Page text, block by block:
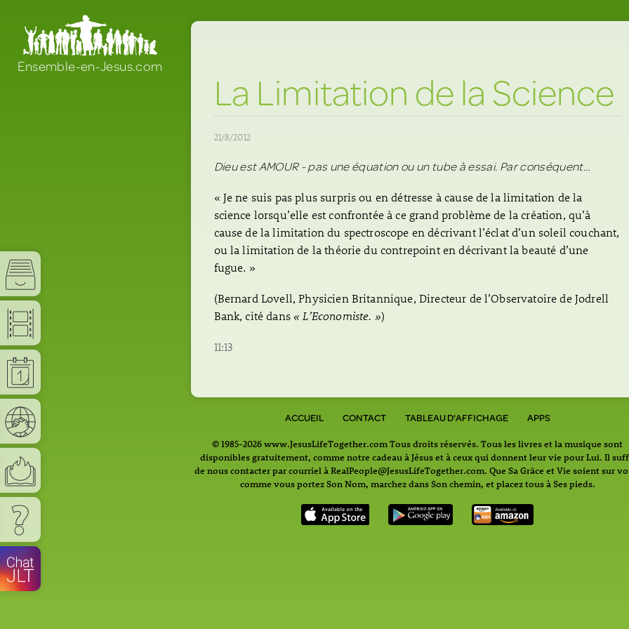
La Limitation de la Science
21/8/2012
Dieu est AMOUR - pas une équation ou un tube à essai. Par conséquent…
« Je ne suis pas plus surpris ou en détresse à cause de la limitation de la
science lorsqu’elle est confrontée à ce grand problème de la création, qu’à
cause de la limitation du spectroscope en décrivant l’éclat d’un soleil couchant,
ou la limitation de la théorie du contrepoint en décrivant la beauté d’une
fugue. »
(Bernard Lovell, Physicien Britannique, Directeur de l’Observatoire de Jodrell
Bank, cité dans« L’Economiste. »)
11:13
ACCUEIL CONTACT TABLEAU D'AFFICHAGE APPS
© 1985-2026 www.JesusLifeTogether.com Tous droits réservés. Tous les livres et la musique sont
disponibles gratuitement, comme notre cadeau à Jésus et à ceux qui donnent leur vie pour Lui. Il
de nous contacter par courriel à RealPeople@JesusLifeTogether.com. Que Sa Grâce et Vie soient sur
comme vous portez Son Nom, marchez dans Son chemin, et placez tous à Ses pieds.
Ensemble-en-Jesus.com